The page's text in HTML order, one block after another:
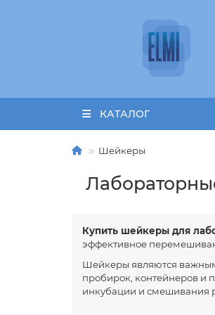
КАТАЛОГ
Шейкеры
Купить шейкеры для
эффективное
Шейкеры являются
пробирок, контейнеров и
инкубации и смешивания